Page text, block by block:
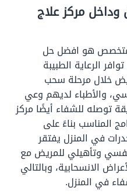
وداخل مركز علاج
متخصص هو افضل حل
الرعاية الطبيبة
خلال مرحلة سحب
والأطباء لديهم وعي
توصله للشفاء أيضًا مركز
المناسب بناءً على
في المنزل يفتقر
نفسي وتأهيلي للمريض مع
الانسحابية، وبالتالي
في المنزل.